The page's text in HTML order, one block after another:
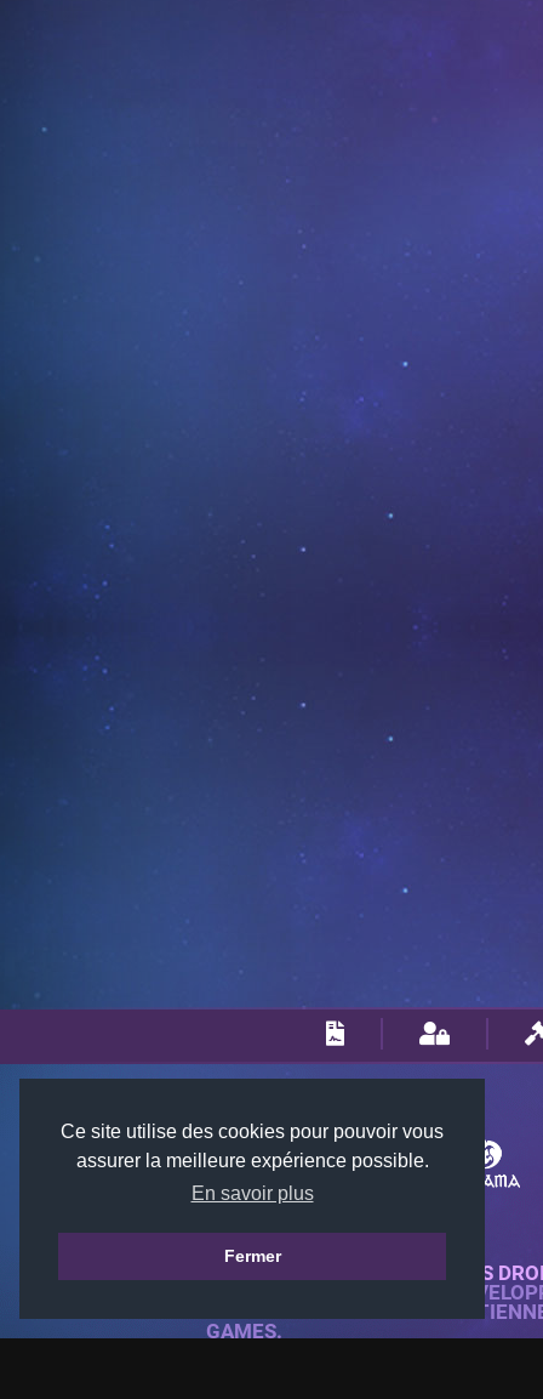
Ce site utilise des cookies pour pouvoir vous
assurer la meilleure expérience possible.
En savoir plus
Fermer
© 2018-2026 KTARENA. TOUS
SITE WEB ENTIÈREMENT
TOUTES LES IMAGES
GAMES.